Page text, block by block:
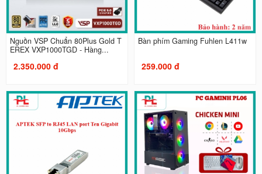
Nguồn VSP Chuẩn 80Plus Gold T
EREX VXP1000TGD - Hàng...
2.350.000 đ
Bàn phím Gaming Fuhlen L411w
259.000 đ